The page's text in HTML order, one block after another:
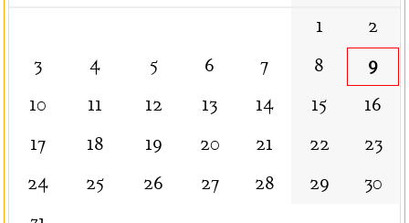
1 2
3 4 5 6 7 8 9
10 11 12 13 14 15 16
17 18 19 20 21 22 23
24 25 26 27 28 29 30